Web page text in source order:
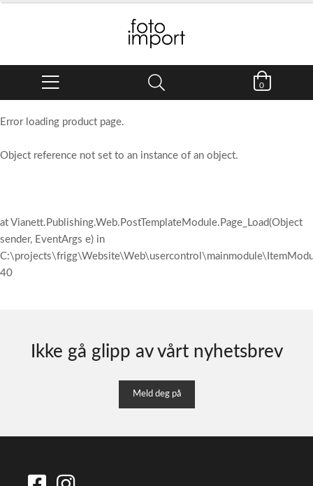
0
Error loading product page.
Object reference not set to an instance of an object.
at Vianett.Publishing.Web.PostTemplateModule.Page_Load(Object
sender, EventArgs e) in
40
Ikke gå glipp av vårt nyhetsbrev
Meld deg på